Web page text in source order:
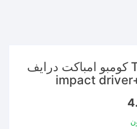
TCKLI20277 كومبو امباكت درايف